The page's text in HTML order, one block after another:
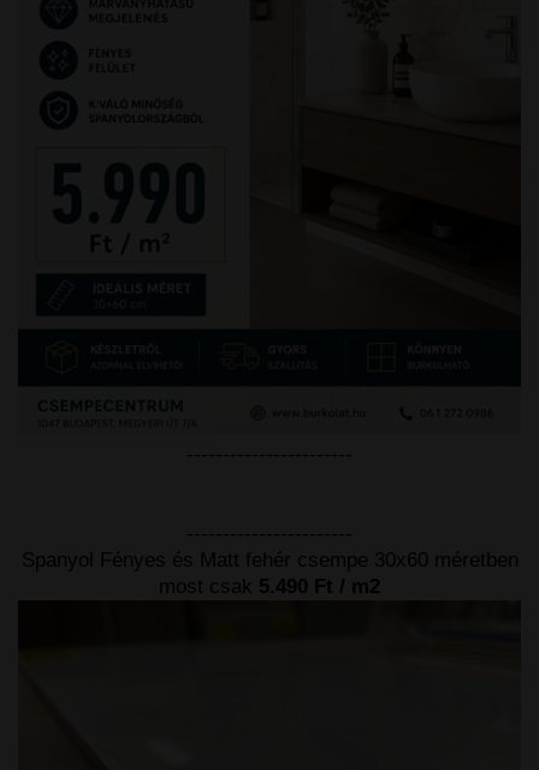
-----------------------
-----------------------
Spanyol Fényes és Matt fehér csempe 30x60 méretben
most csak 5.490 Ft / m2